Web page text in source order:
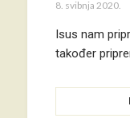
8. svibnja 2020.
Isus nam
također